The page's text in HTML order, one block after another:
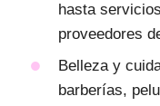
hasta
proveedores
Belleza y
barberías,